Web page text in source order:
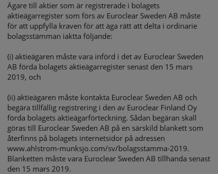
Ägare till aktier som är registrerade i bolagets
aktieägarregister som förs av Euroclear Sweden AB måste
för att uppfylla kraven för att äga rätt att delta i ordinarie
bolagsstämman iaktta följande:
(i) aktieägaren måste vara införd i det av Euroclear Sweden
AB förda bolagets aktieägarregister senast den 15 mars
2019, och
(ii) aktieägaren måste kontakta Euroclear Sweden AB och
begära tillfällig registrering i den av Euroclear Finland Oy
förda bolagets aktieägarförteckning. Sådan begäran skall
göras till Euroclear Sweden AB på en särskild blankett som
återfinns på bolagets internetsidor på adressen
www.ahlstrom-munksjo.com/sv/bolagsstamma-2019.
Blanketten måste vara Euroclear Sweden AB tillhanda senast
den 15 mars 2019.